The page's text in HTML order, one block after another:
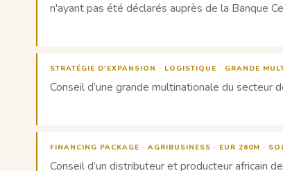
n'ayant pas été déclarés auprès de la Banque
STRATÉGIE D'EXPANSION · LOGISTIQUE · GRANDE
Conseil d’une grande multinationale du
FINANCING PACKAGE · AGRIBUSINESS · EUR 260M ·
Conseil d’un distributeur et producteur africain